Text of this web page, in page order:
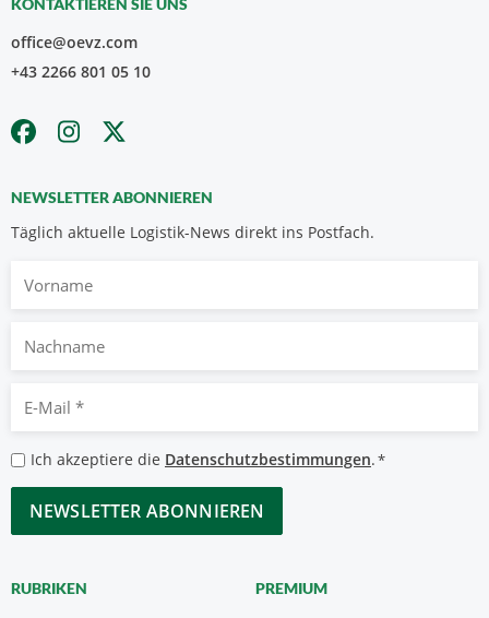
office@oevz.com
+43 2266 801 05 10
NEWSLETTER ABONNIEREN
Täglich aktuelle Logistik-News direkt ins Postfach.
Nachname
Mail
*
Datenschutzbestimmungen
*
Ich akzeptiere die Datenschutzbestimmungen.*
CAPTCHA
RUBRIKEN PREMIUM